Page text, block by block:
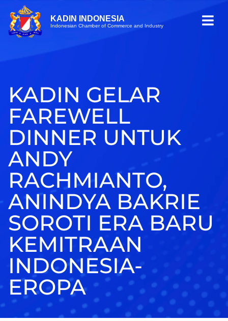
KADIN INDONESIA
Indonesian Chamber of Commerce and Industry
KADIN GELAR
FAREWELL
DINNER UNTUK
ANDY
RACHMIANTO,
ANINDYA BAKRIE
SOROTI ERA BARU
KEMITRAAN
INDONESIA-
EROPA